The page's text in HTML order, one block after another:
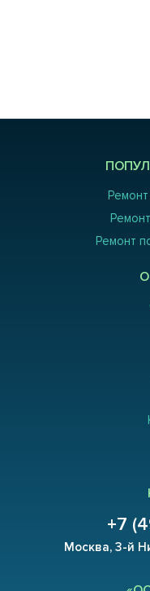
Ремонт
+7
Москва, 3-й